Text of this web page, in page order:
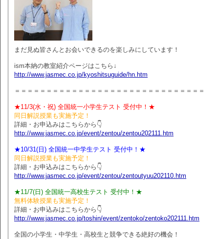
まだ見ぬ皆さんとお会いできるのを楽しみにしています！
ism本納の教室紹介ページはこちら↓
http://www.jasmec.co.jp/kyoshitsuguide/hn.htm
＝＝＝＝＝＝＝＝＝＝＝＝＝＝＝＝＝＝＝＝＝＝＝＝＝＝＝＝＝＝
★11/3(水・祝) 全国統一小学生テスト 受付中！★
同日解説授業も実施予定！
詳細・お申込みはこちらから👇
http://www.jasmec.co.jp/event/zentou/zentou202111.htm
★10/31(日) 全国統一中学生テスト 受付中！★
同日解説授業も実施予定！
詳細・お申込みはこちらから👇
http://www.jasmec.co.jp/event/zentou/zentoutyuu202110.htm
★11/7(日) 全国統一高校生テスト 受付中！★
無料体験授業も実施予定！
詳細・お申込みはこちらから👇
http://www.jasmec.co.jp/toshin/event/zentoko/zentoko202111.htm
全国の小学生・中学生・高校生と競争できる絶好の機会！